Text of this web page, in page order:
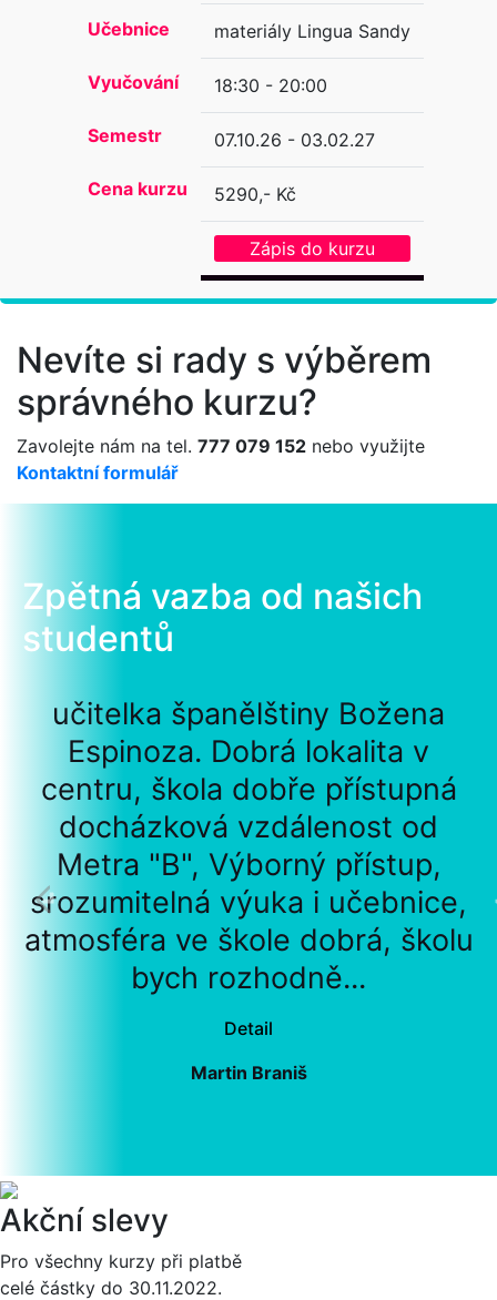
Učebnice
Vyučování
Semestr
Cena kurzu
materiály Lingua Sandy
18:30 - 20:00
07.10.26 - 03.02.27
5290,- Kč
Zápis do kurzu
Nevíte si rady s výběrem
správného kurzu?
Zavolejte nám na tel. 777 079 152 nebo využijte
Kontaktní formulář
Zpětná vazba od našich
studentů
učitelka španělštiny Božena
Espinoza. Dobrá lokalita v
centru, škola dobře přístupná
docházková vzdálenost od
Metra "B", Výborný přístup,
srozumitelná výuka i učebnice,
atmosféra ve škole dobrá, školu
bych rozhodně...
Detail
Martin Braniš
Akční slevy
Pro všechny kurzy při platbě
celé částky do 30.11.2022.